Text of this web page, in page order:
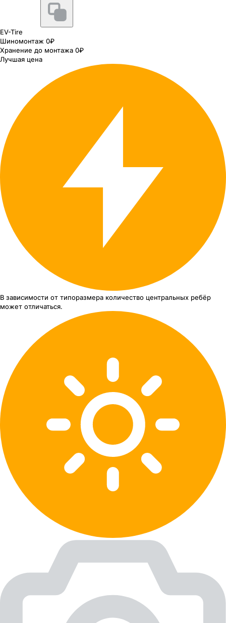
EV-Tire
Шиномонтаж 0₽
Хранение до монтажа 0₽
Лучшая цена
В зависимости от типоразмера количество центральных ребёр
может отличаться.